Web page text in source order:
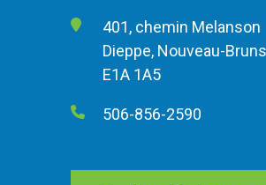
401, chemin Melanson
Dieppe, Nouveau-
E1A 1A5
506-856-2590